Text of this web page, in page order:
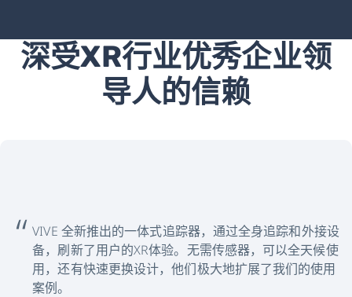
深受XR行业优秀企业领
导人的信赖
VIVE 全新推出的一体式追踪器，通过全身追踪和外接设
备，刷新了用户的XR体验。无需传感器，可以全天候使
用，还有快速更换设计，他们极大地扩展了我们的使用
案例。